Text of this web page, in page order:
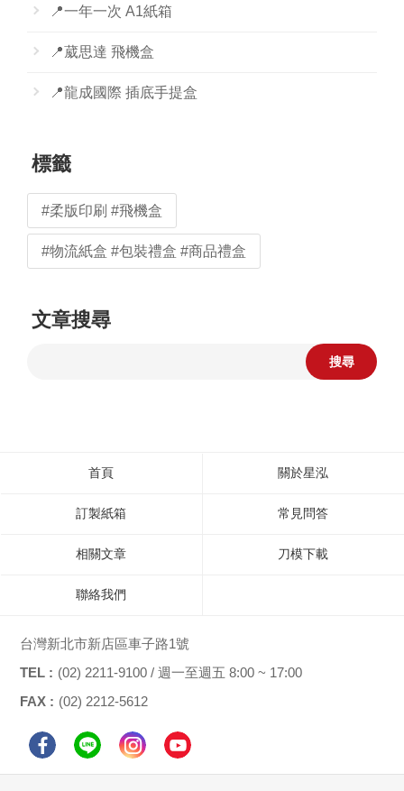
📍一年一次 A1紙箱
📍葳思達 飛機盒
📍龍成國際 插底手提盒
標籤
#柔版印刷 #飛機盒
#物流紙盒 #包裝禮盒 #商品禮盒
文章搜尋
搜尋
首頁 關於星泓
訂製紙箱 常見問答
相關文章 刀模下載
聯絡我們
台灣新北市新店區車子路1號
TEL : (02) 2211-9100 / 週一至週五 8:00 ~ 17:00
FAX : (02) 2212-5612